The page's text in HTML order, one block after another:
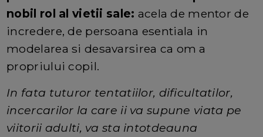
nobil rol al vietii sale: acela de mentor de
incredere, de persoana esentiala in
modelarea si desavarsirea ca om a
propriului copil.
In fata tuturor tentatiilor, dificultatilor,
incercarilor la care ii va supune viata pe
viitorii adulti, va sta intotdeauna